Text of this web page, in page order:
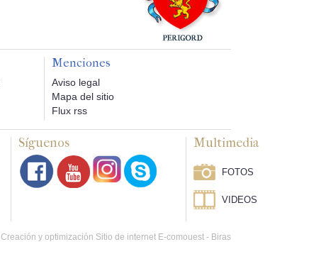
Menciones
Aviso legal
Mapa del sitio
Flux rss
Síguenos Multimedia
FOTOS
VIDEOS
Creación y optimización Sitio de internet E-comouest - Biras